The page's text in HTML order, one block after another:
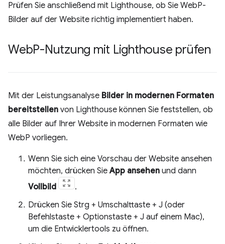
Prüfen Sie anschließend mit Lighthouse, ob Sie WebP-
Bilder auf der Website richtig implementiert haben.
WebP-Nutzung mit Lighthouse prüfen
Mit der Leistungsanalyse Bilder in modernen Formaten
bereitstellen von Lighthouse können Sie feststellen, ob
alle Bilder auf Ihrer Website in modernen Formaten wie
WebP vorliegen.
Wenn Sie sich eine Vorschau der Website ansehen
möchten, drücken SieApp ansehen und dann
Vollbild
.
Drücken Sie Strg + Umschalttaste + J (oder
Befehlstaste + Optionstaste + J auf einem Mac),
um die Entwicklertools zu öffnen.